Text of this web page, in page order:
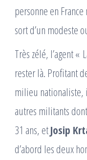
personne en
sort d’un modeste
Très zélé, l’agent «
rester là. Profitant
milieu nationaliste,
autres militants
31 ans, etJosip
d’abord les deux